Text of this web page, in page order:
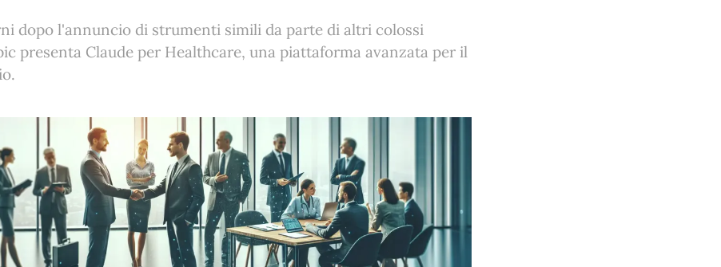
dopo l'annuncio di strumenti simili da parte di altri colossi
presenta Claude per Healthcare, una piattaforma avanzata per il